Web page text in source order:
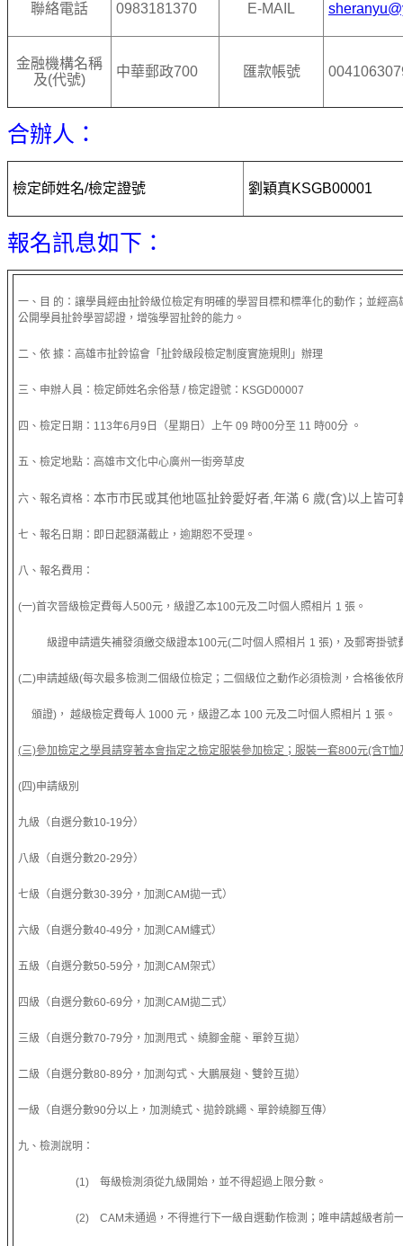
聯絡電話 0983181370 E-MAIL
金融機構名稱
及(代號)
中華郵政700 匯款帳號
合辦人：
檢定師姓名/檢定證號 劉穎真KSGB00001
報名訊息如下：
一、目 的：讓學員經由扯鈴級位檢定有明確的學習目標和標準化的動作；並經
公開學員扯鈴學習認證，增強學習扯鈴的能力。
二、依 據：高雄市扯鈴協會「扯鈴級段檢定制度實施規則」辦理
三、申辦人員：檢定師姓名余俗慧 / 檢定證號：KSGD00007
四、檢定日期：113年6月9日（星期日）上午 09 時00分至 11 時00分 。
五、檢定地點：高雄市文化中心廣州一街旁草皮
六、報名資格： 本市市民或其他地區扯鈴愛好者,年滿 6 歲(含)以上皆可
七、報名日期：即日起額滿截止，逾期恕不受理。
八、報名費用：
(一)首次晉級檢定費每人500元，級證乙本100元及二吋個人照相片 1 張。
級證申請遺失補發須繳交級證本100元(二吋個人照相片 1 張)，及郵寄掛號
(二)申請越級(每次最多檢測二個級位檢定；二個級位之動作必須檢測，合格後依
頒證)， 越級檢定費每人 1000 元，級證乙本 100 元及二吋個人照相片 1 張。
(三)參加檢定之學員請穿著本會指定之檢定服裝參加檢定；服裝一套800元(含T恤
(四)申請級別
九級（自選分數10-19分）
八級（自選分數20-29分）
七級（自選分數30-39分，加測CAM拋一式）
六級（自選分數40-49分，加測CAM纏式）
五級（自選分數50-59分，加測CAM架式）
四級（自選分數60-69分，加測CAM拋二式）
三級（自選分數70-79分，加測甩式、繞腳金龍、單鈴互拋）
二級（自選分數80-89分，加測勾式、大鵬展翅、雙鈴互拋）
一級（自選分數90分以上，加測繞式、拋鈴跳繩、單鈴繞腳互傳）
九、檢測說明：
(1) 每級檢測須從九級開始，並不得超過上限分數。
(2) CAM未通過，不得進行下一級自選動作檢測；唯申請越級者前